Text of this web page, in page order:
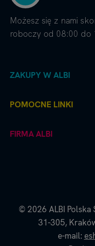
Możesz się z nami
roboczy od 08:00 do
ZAKUPY W ALBI
Sposoby dostawy
Reklamacje
POMOCNE LINKI
Recenzje i oceny
FIRMA ALBI
O nas - historia i
Blog Albi
Strona Czytaj z
© 2026 ALBI Polska
31-305,
e-mail: